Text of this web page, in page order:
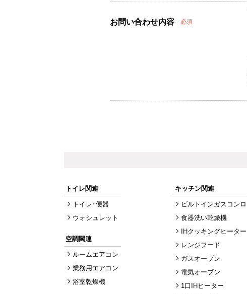
お問い合わせ内容 必須
トイレ関連
トイレ･便器
ウォシュレット
空調関連
ルームエアコン
業務用エアコン
浴室乾燥機
キッチン関連
ビルトインガスコンロ
食器洗い乾燥機
IHクッキングヒーター
レンジフード
ガスオーブン
電気オーブン
1口IHヒーター